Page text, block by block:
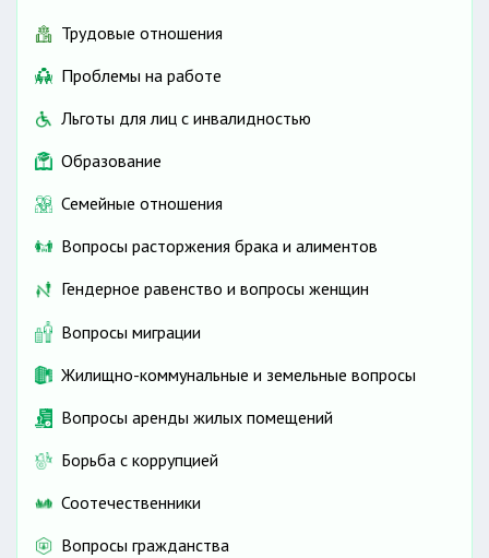
Трудовые отношения
Проблемы на работе
Льготы для лиц с инвалидностью
Образование
Семейные отношения
Вопросы расторжения брака и алиментов
Гендерное равенство и вопросы женщин
Вопросы миграции
Жилищно-коммунальные и земельные вопросы
Вопросы аренды жилых помещений
Борьба с коррупцией
Соотечественники
Вопросы гражданства